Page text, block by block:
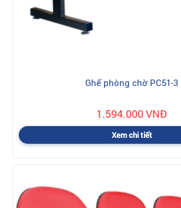
Ghế phòng chờ PC51-3
1.594.000 VNĐ
Xem chi tiết